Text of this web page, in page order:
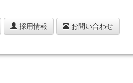
採用情報 お問い合わせ